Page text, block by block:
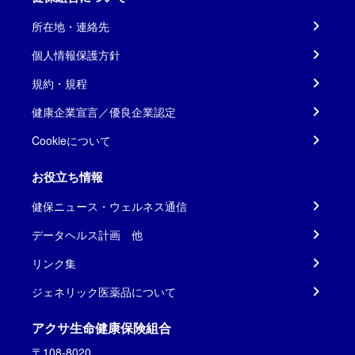
所在地・連絡先
個人情報保護方針
規約・規程
健康企業宣言／優良企業認定
Cookieについて
お役立ち情報
健保ニュース・ウェルネス通信
データヘルス計画 他
リンク集
ジェネリック医薬品について
アクサ生命健康保険組合
〒108-8020